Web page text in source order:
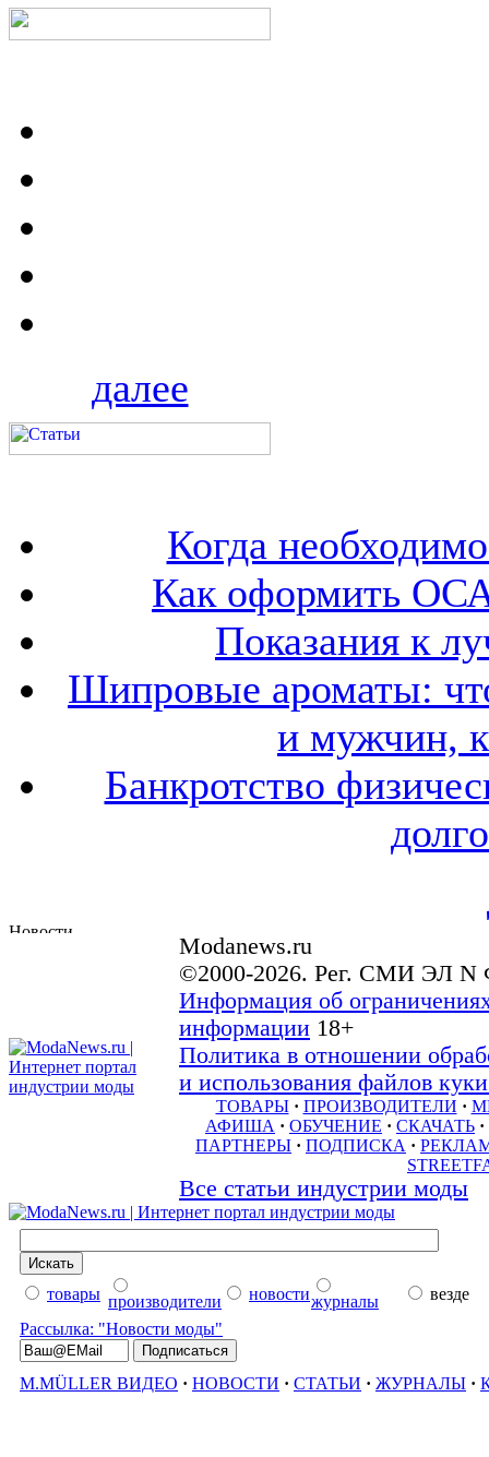
далее
Когда
Как оформить
Показания к
Шипровые ароматы:
и мужчин,
Банкротство
Modanews.ru
©2000-2026. Рег. СМИ ЭЛ N
Информация об
информации 18+
Политика в отношении
и использования файлов
ТОВАРЫ · ПРОИЗВОДИТЕЛИ ·
АФИША · ОБУЧЕНИЕ · СКАЧАТЬ ·
ПАРТНЕРЫ · ПОДПИСКА ·
Все статьи индустрии моды
товары производители новостижурналы
везде
Рассылка: "Новости моды"
M.MÜLLER ВИДЕО · НОВОСТИ · СТАТЬИ · ЖУРНАЛЫ ·